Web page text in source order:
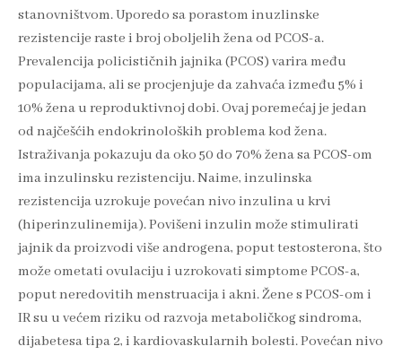
stanovništvom. Uporedo sa porastom inuzlinske
rezistencije raste i broj oboljelih žena od PCOS-a.
Prevalencija policističnih jajnika (PCOS) varira među
populacijama, ali se procjenjuje da zahvaća između 5% i
10% žena u reproduktivnoj dobi. Ovaj poremećaj je jedan
od najčešćih endokrinoloških problema kod žena.
Istraživanja pokazuju da oko 50 do 70% žena sa PCOS-om
ima inzulinsku rezistenciju. Naime, inzulinska
rezistencija uzrokuje povećan nivo inzulina u krvi
(hiperinzulinemija). Povišeni inzulin može stimulirati
jajnik da proizvodi više androgena, poput testosterona, što
može ometati ovulaciju i uzrokovati simptome PCOS-a,
poput neredovitih menstruacija i akni. Žene s PCOS-om i
IR su u većem riziku od razvoja metaboličkog sindroma,
dijabetesa tipa 2, i kardiovaskularnih bolesti. Povećan nivo